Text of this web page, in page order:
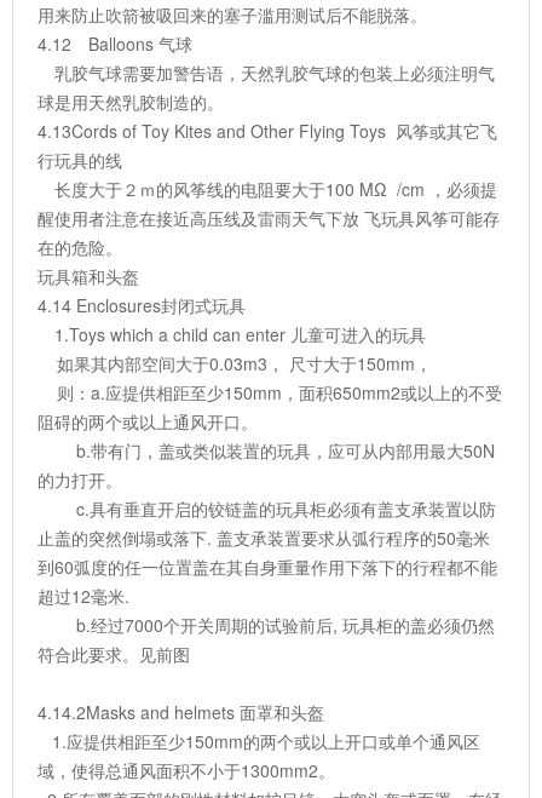
用来防止吹箭被吸回来的塞子滥用测试后不能脱落。
4.12 Balloons 气球
乳胶气球需要加警告语，天然乳胶气球的包装上必须注明气
球是用天然乳胶制造的。
4.13Cords of Toy Kites and Other Flying Toys 风筝或其它飞
行玩具的线
长度大于２ｍ的风筝线的电阻要大于100 MΩ /cm ，必须提
醒使用者注意在接近高压线及雷雨天气下放 飞玩具风筝可能存
在的危险。
玩具箱和头盔
4.14 Enclosures封闭式玩具
1.Toys which a child can enter 儿童可进入的玩具
如果其内部空间大于0.03m3， 尺寸大于150mm，
则：a.应提供相距至少150mm，面积650mm2或以上的不受
阻碍的两个或以上通风开口。
b.带有门，盖或类似装置的玩具，应可从内部用最大50N
的力打开。
c.具有垂直开启的铰链盖的玩具柜必须有盖支承装置以防
止盖的突然倒塌或落下. 盖支承装置要求从弧行程序的50毫米
到60弧度的任一位置盖在其自身重量作用下落下的行程都不能
超过12毫米.
b.经过7000个开关周期的试验前后, 玩具柜的盖必须仍然
符合此要求。见前图
4.14.2Masks and helmets 面罩和头盔
1.应提供相距至少150mm的两个或以上开口或单个通风区
域，使得总通风面积不小于1300mm2。